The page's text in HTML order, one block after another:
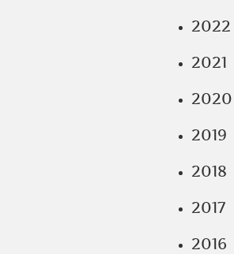
2022
2021
2020
2019
2018
2017
2016